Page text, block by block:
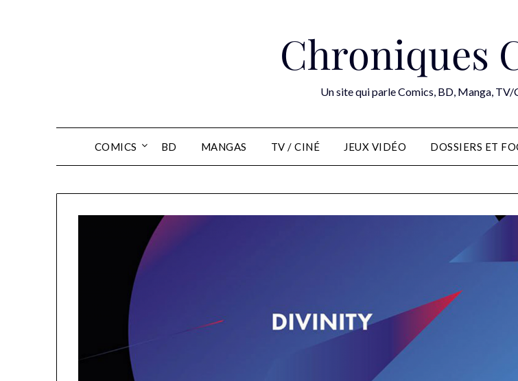
Chroniques
Un site qui parle Comics, BD, Manga, TV/
COMICS BD MANGAS TV / CINÉ JEUX VIDÉO DOSSIERS ET